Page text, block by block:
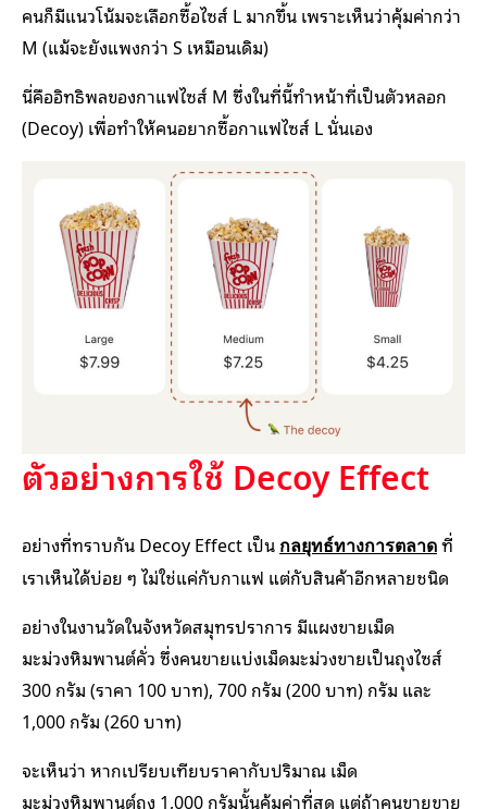
คนก็มีแนวโน้มจะเลือกซื้อไซส์ L มากขึ้น เพราะเห็นว่าคุ้มค่ากว่า
M (แม้จะยังแพงกว่า S เหมือนเดิม)
นี่คืออิทธิพลของกาแฟไซส์ M ซึ่งในที่นี้ทำหน้าที่เป็นตัวหลอก
(Decoy) เพื่อทำให้คนอยากซื้อกาแฟไซส์ L นั่นเอง
ตัวอย่างการใช้ Decoy Effect
อย่างที่ทราบกัน Decoy Effect เป็น กลยุทธ์ทางการตลาด ที่
เราเห็นได้บ่อย ๆ ไม่ใช่แค่กับกาแฟ แต่กับสินค้าอีกหลายชนิด
อย่างในงานวัดในจังหวัดสมุทรปราการ มีแผงขายเม็ด
มะม่วงหิมพานต์คั่ว ซึ่งคนขายแบ่งเม็ดมะม่วงขายเป็นถุงไซส์
300 กรัม (ราคา 100 บาท), 700 กรัม (200 บาท) กรัม และ
1,000 กรัม (260 บาท)
จะเห็นว่า หากเปรียบเทียบราคากับปริมาณ เม็ด
มะม่วงหิมพานต์ถุง 1,000 กรัมนั้นคุ้มค่าที่สุด แต่ถ้าคนขายขาย